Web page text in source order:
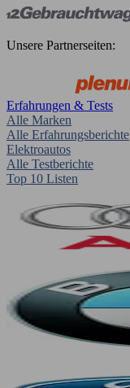
Unsere Partnerseiten:
Erfahrungen & Tests
Alle Marken
Alle Erfahrungsberichte
Elektroautos
Alle Testberichte
Top 10 Listen